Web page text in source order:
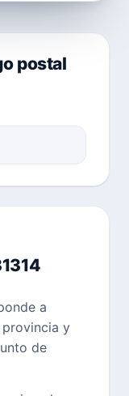
postal
a
y
de